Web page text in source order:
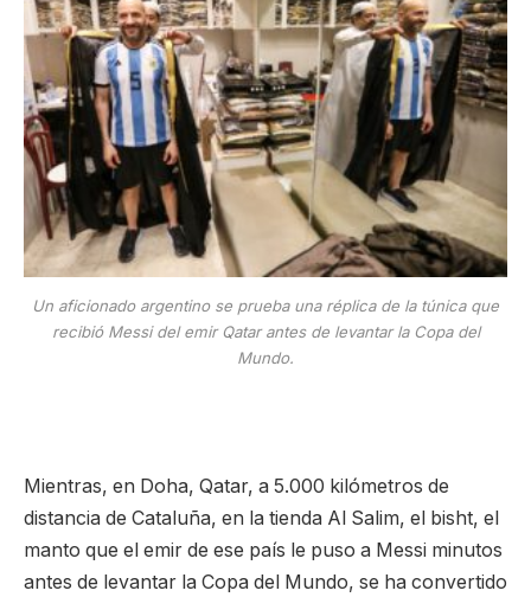
Un aficionado argentino se prueba una réplica de la túnica que
recibió Messi del emir Qatar antes de levantar la Copa del
Mundo.
Mientras, en Doha, Qatar, a 5.000 kilómetros de
distancia de Cataluña, en la tienda Al Salim, el bisht, el
manto que el emir de ese país le puso a Messi minutos
antes de levantar la Copa del Mundo, se ha convertido